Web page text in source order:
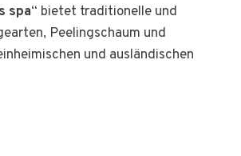
spa“ bietet traditionelle und
Peelingschaum und
und ausländischen